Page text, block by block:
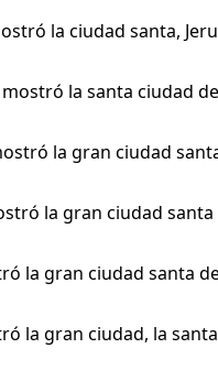
la ciudad santa,
la santa ciudad
la gran ciudad
la gran ciudad santa
la gran ciudad santa
la gran ciudad, la